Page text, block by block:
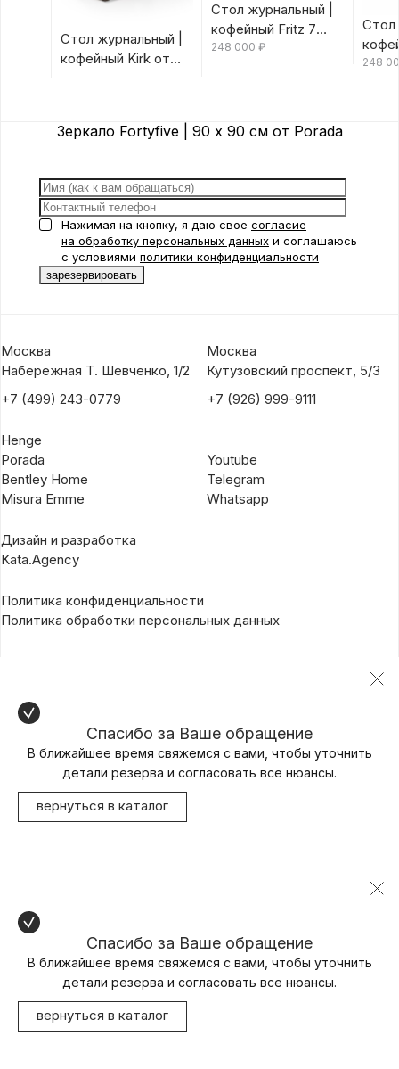
Стол журнальный |
кофейный Kirk от
Стол журнальный |
кофейный Fritz 7
Canaletta/Rosso
248 000 ₽
Стол
248
Зеркало Fortyfive | 90 х 90 см от Porada
Нажимая на кнопку, я даю свое согласие
на обработку персональных данных и соглашаюсь
с условиями политики конфиденциальности
Москва
Набережная Т. Шевченко, 1/2
+7 (499) 243-0779
Москва
Кутузовский проспект, 5/3
+7 (926) 999-9111
Henge
Porada
Bentley Home
Misura Emme
Youtube
Telegram
Whatsapp
Дизайн и разработка
Kata.Agency
Политика конфиденциальности
Политика обработки персональных данных
Спасибо за Ваше обращение
В ближайшее время свяжемся с вами, чтобы уточнить
детали резерва и согласовать все нюансы.
вернуться в каталог
Спасибо за Ваше обращение
В ближайшее время свяжемся с вами, чтобы уточнить
детали резерва и согласовать все нюансы.
вернуться в каталог